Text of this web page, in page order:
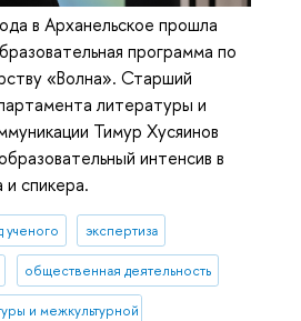
в Арханельское прошла
программа по
«Волна». Старший
литературы и
Тимур Хусяинов
интенсив в
и спикера.
ученого экспертиза
общественная деятельность
и межкультурной коммуникации